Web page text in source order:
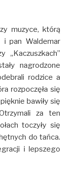
muzyce, którą
i pan Waldemar
nagrodzone
rodzice a
rozpoczęła się
bawiły się
za ten
toczyły się
do tańca.
i lepszego